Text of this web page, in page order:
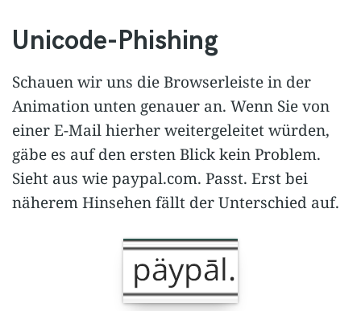
Unicode-Phishing
Schauen wir uns die Browserleiste in der
Animation unten genauer an. Wenn Sie von
einer E-Mail hierher weitergeleitet würden,
gäbe es auf den ersten Blick kein Problem.
Sieht aus wie paypal.com. Passt. Erst bei
näherem Hinsehen fällt der Unterschied auf.